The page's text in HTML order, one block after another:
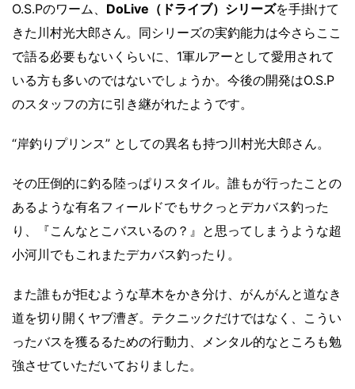
O.S.Pのワーム、 DoLive（ドライブ）シリーズを手掛けて
きた川村光大郎さん。同シリーズの実釣能力は今さらここ
で語る必要もないくらいに、1軍ルアーとして愛用されて
いる方も多いのではないでしょうか。今後の開発はO.S.P
のスタッフの方に引き継がれたようです。
“岸釣りプリンス” としての異名も持つ川村光大郎さん。
その圧倒的に釣る陸っぱりスタイル。誰もが行ったことの
あるような有名フィールドでもサクっとデカバス釣った
り、『こんなとこバスいるの？』と思ってしまうような超
小河川でもこれまたデカバス釣ったり。
また誰もが拒むような草木をかき分け、がんがんと道なき
道を切り開くヤブ漕ぎ。テクニックだけではなく、こうい
ったバスを獲るるための行動力、メンタル的なところも勉
強させていただいておりました。